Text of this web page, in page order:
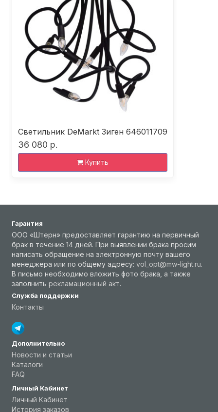
Светильник DeMarkt Зиген 646011709
36 080 р.
Купить
Гарантия
ООО «Штерн» предоставляет гарантию на первичный
брак в течение 14 дней. При выявлении брака просим
написать обращение на электронную почту вашего
менеджера или по общему адресу: vol_opt@mw-light.ru.
В письмо необходимо вложить фото брака, а также
заполнить рекламационный акт.
Служба поддержки
Контакты
Дополнительно
Новости и статьи
Каталоги
FAQ
Личный Кабинет
Личный Кабинет
История заказов